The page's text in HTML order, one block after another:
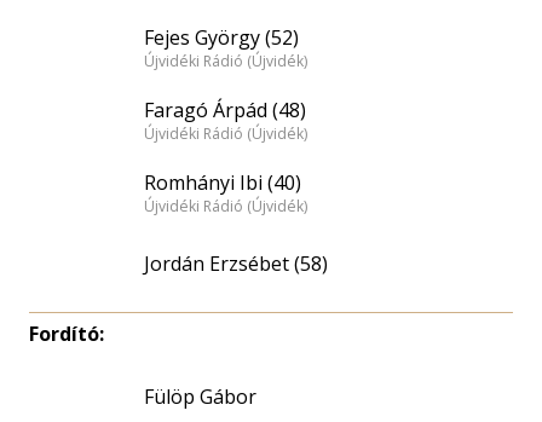
Fejes György (52)
Újvidéki Rádió (Újvidék)
Faragó Árpád (48)
Újvidéki Rádió (Újvidék)
Romhányi Ibi (40)
Újvidéki Rádió (Újvidék)
Jordán Erzsébet (58)
Fordító:
Fülöp Gábor